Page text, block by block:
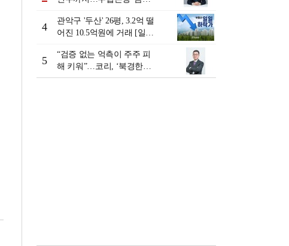
행 금융그룹의 꿈①]
4
관악구 '두산' 26평, 3.2억 떨
어진 10.5억원에 거래 [일일
5
“검증 없는 억측이 주주 피
해 키워”…코리, ‘북경한미
미수채권 논란’ 정면 반박